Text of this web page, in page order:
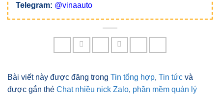
Telegram: @vinaauto
Bài viết này được đăng trong Tin tổng hợp, Tin tức và
được gắn thẻ Chat nhiều nick Zalo, phần mềm quản lý